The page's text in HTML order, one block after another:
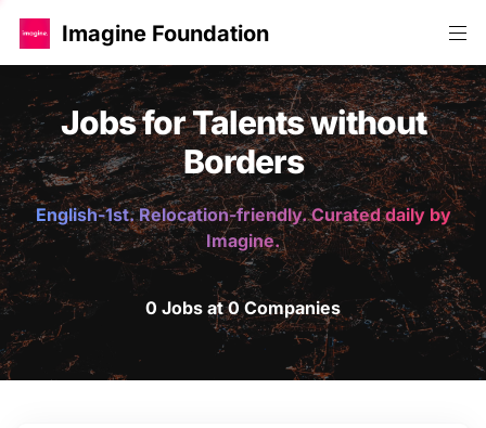
Imagine Foundation
Jobs for Talents without
Borders
English-1st. Relocation-friendly. Curated daily by
Imagine.
0 Jobs at 0 Companies